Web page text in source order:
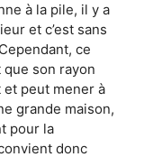
à la pile, il y a
et c’est sans
ce
son rayon
et peut mener à
grande maison,
pour la
donc